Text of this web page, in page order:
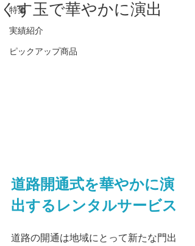
特集
実績紹介
ピックアップ商品
くす玉で華やかに演出
道路開通式を華やかに演
出するレンタルサービス
道路の開通は地域にとって新たな門出